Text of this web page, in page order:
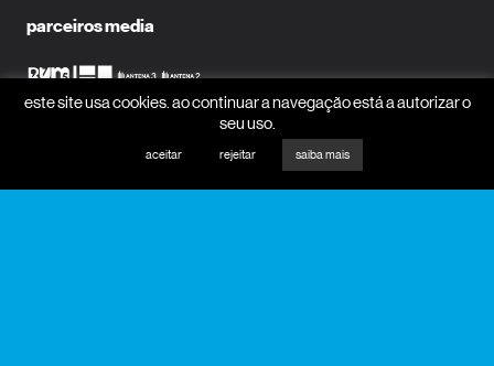
parceiros media
este site usa cookies. ao continuar a navegação está a autorizar o
seu uso.
aceitar rejeitar saiba mais